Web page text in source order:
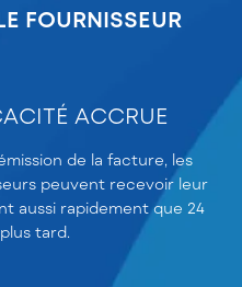
FOURNISSEUR
ACCRUE
de la facture, les
peuvent recevoir leur
aussi rapidement que 24
tard.